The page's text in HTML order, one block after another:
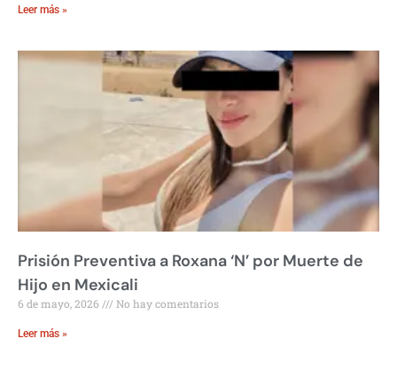
Leer más »
Prisión Preventiva a Roxana ‘N’ por Muerte de
Hijo en Mexicali
6 de mayo, 2026 No hay comentarios
Leer más »